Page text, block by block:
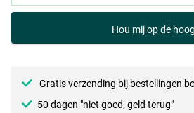
Hou mij op de
Gratis verzending bij bestellingen
50 dagen "niet goed, geld terug"